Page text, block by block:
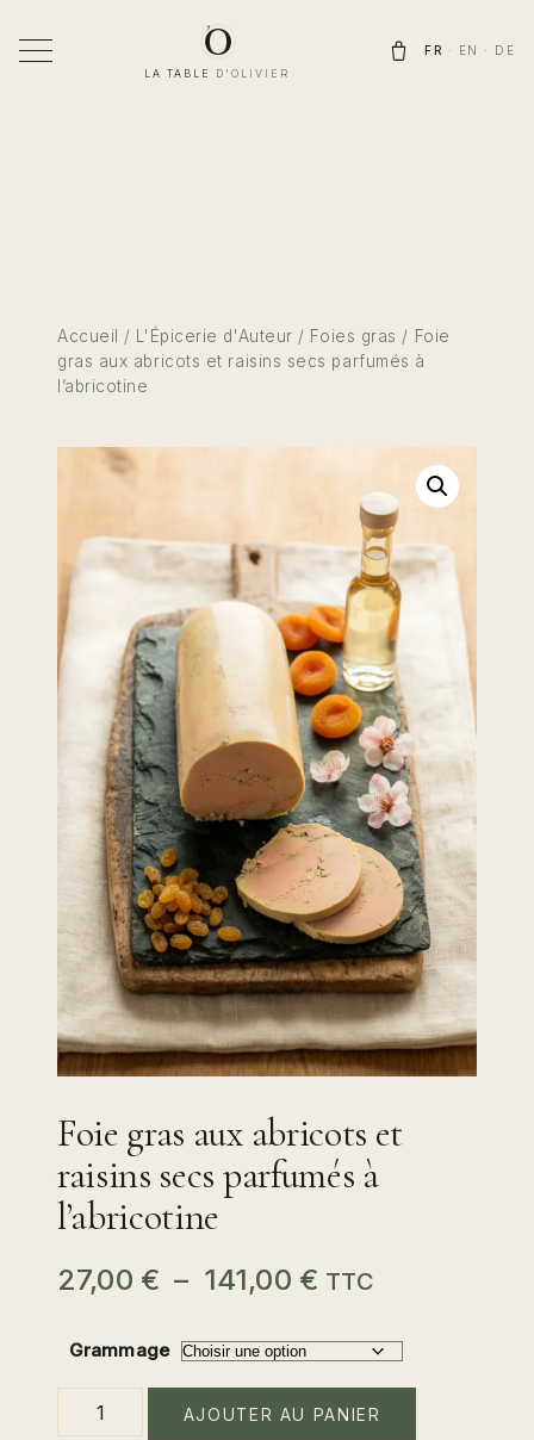
contenu
LA TABLE D'OLIVIER
FR · EN · DE
Accueil / L'Épicerie d'Auteur / Foies gras / Foie
gras aux abricots et raisins secs parfumés à
l’abricotine
Foie gras aux abricots et
raisins secs parfumés à
l’abricotine
27,00 € – 141,00 € Plage
27,00 €
TTC
Grammage
quantité
AJOUTER AU PANIER